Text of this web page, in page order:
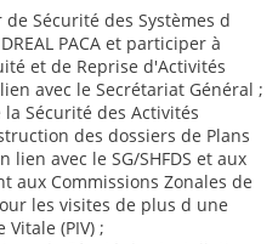
Sécurité des Systèmes d
PACA et participer à
et de Reprise d'Activités
lien avec le Secrétariat Général ;
Sécurité des Activités
des dossiers de Plans
lien avec le SG/SHFDS et aux
aux Commissions Zonales de
les visites de plus d une
(PIV) ;